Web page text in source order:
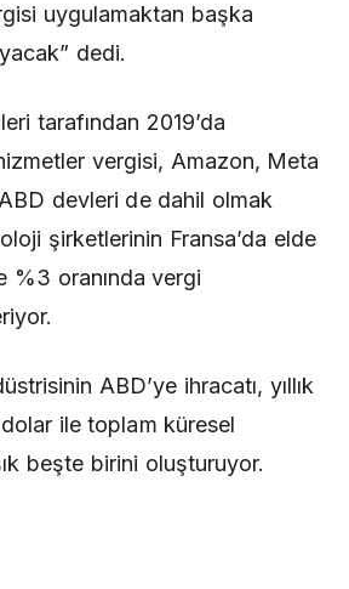
uygulamaktan başka
dedi.
tarafından 2019’da
vergisi, Amazon, Meta
devleri de dahil olmak
şirketlerinin Fransa’da elde
%3 oranında vergi
ABD’ye ihracatı, yıllık
ile toplam küresel
beşte birini oluşturuyor.